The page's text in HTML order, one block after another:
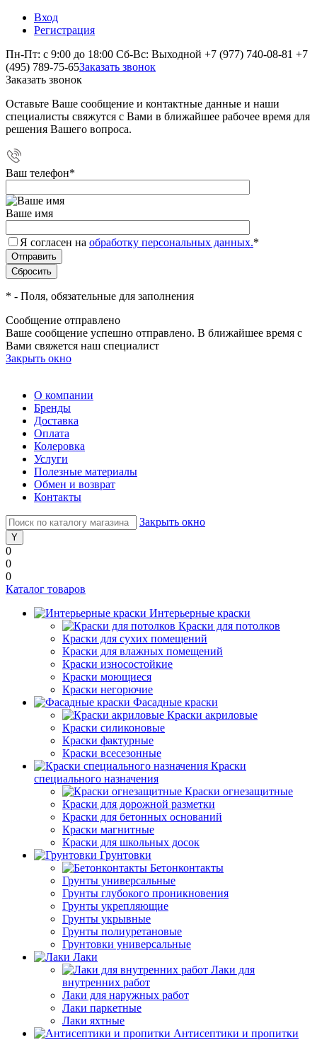
Вход
Регистрация
Пн-Пт: с 9:00 до 18:00 Сб-Вс: Выходной +7 (977) 740-08-81 +7
(495) 789-75-65Заказать звонок
Заказать звонок
Оставьте Ваше сообщение и контактные данные и наши
специалисты свяжутся с Вами в ближайшее рабочее время для
решения Вашего вопроса.
Ваш телефон*
Ваше имя
Я согласен на обработку персональных данных.*
* - Поля, обязательные для заполнения
Сообщение отправлено
Ваше сообщение успешно отправлено. В ближайшее время с
Вами свяжется наш специалист
Закрыть окно
О компании
Бренды
Доставка
Оплата
Колеровка
Услуги
Полезные материалы
Обмен и возврат
Контакты
Закрыть окно
0
0
0
Каталог товаров
Интерьерные краски
Краски для потолков
Краски для сухих помещений
Краски для влажных помещений
Краски износостойкие
Краски моющиеся
Краски негорючие
Фасадные краски
Краски акриловые
Краски силиконовые
Краски фактурные
Краски всесезонные
Краски
специального назначения
Краски огнезащитные
Краски для дорожной разметки
Краски для бетонных оснований
Краски магнитные
Краски для школьных досок
Грунтовки
Бетонконтакты
Грунты универсальные
Грунты глубокого проникновения
Грунты укрепляющие
Грунты укрывные
Грунты полиуретановые
Грунтовки универсальные
Лаки
Лаки для
внутренних работ
Лаки для наружных работ
Лаки паркетные
Лаки яхтные
Антисептики и пропитки